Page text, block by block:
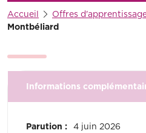
Accueil Offres
Montbéliard
Informations
Parution : 4 juin 2026